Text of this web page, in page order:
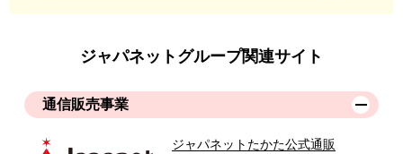
ジャパネットグループ関連サイト
通信販売事業
ジャパネットたかた公式通販